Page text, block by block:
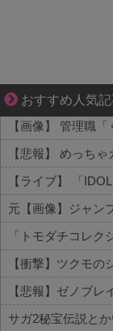
おすすめ人気
結婚生活の「当た
【画像】 管理職
「トモダチコレク
【衝撃】ツクモ
サガ2秘宝伝説と